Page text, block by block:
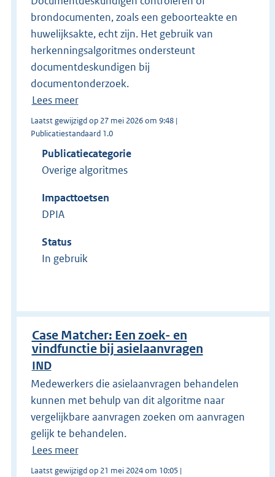
brondocumenten, zoals een geboorteakte en
huwelijksakte, echt zijn. Het gebruik van
herkenningsalgoritmes ondersteunt
documentdeskundigen bij
documentonderzoek.
Lees meer
Laatst gewijzigd op 27 mei 2026 om 9:48 |
Publicatiestandaard 1.0
Publicatiecategorie
Overige algoritmes
Impacttoetsen
DPIA
Status
In gebruik
Case Matcher: Een zoek- en
vindfunctie bij asielaanvragen
IND
Medewerkers die asielaanvragen behandelen
kunnen met behulp van dit algoritme naar
vergelijkbare aanvragen zoeken om aanvragen
gelijk te behandelen.
Lees meer
Laatst gewijzigd op 21 mei 2024 om 10:05 |